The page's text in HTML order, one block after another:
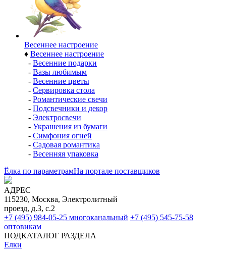
Весеннее настроение
♦ Весеннее настроение
- Весенние подарки
- Вазы любимым
- Весенние цветы
- Сервировка стола
- Романтические свечи
- Подсвечники и декор
- Электросвечи
- Украшения из бумаги
- Симфония огней
- Садовая романтика
- Весенняя упаковка
Ёлка по параметрамНа портале поставщиков
АДРЕС
115230, Москва, Электролитный
проезд, д.3, с.2
+7 (495) 984-05-25 многоканальный +7 (495) 545-75-58
оптовикам
ПОДКАТАЛОГ РАЗДЕЛА
Елки